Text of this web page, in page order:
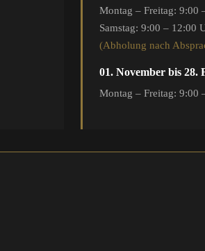
Montag – Freitag: 9:00
Samstag: 9:00 – 12:00
(Abholung nach
01. November bis 28.
Montag – Freitag: 9:00